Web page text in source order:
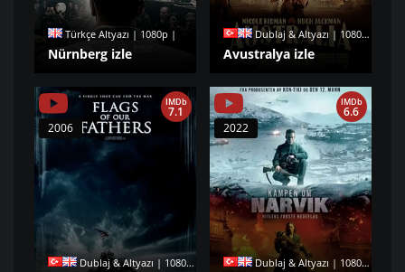
Türkçe Altyazı | 1080p |
Nürnberg izle
Dublaj & Altyazı | 1080p |
Avustralya izle
Dublaj & Altyazı | 1080p |
IMDb
7.1
2006
Dublaj & Altyazı | 1080p |
IMDb
6.6
2022